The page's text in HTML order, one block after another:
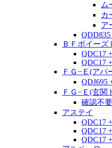
ム
カ
ア
ＢＦボイーズ
QDC17
QDC17
ＦＧ−Ｅ(アパ
QDJ695
ＦＧ−Ｅ(玄関
確認不
アステイ
QDC17
QDC17
QDC17